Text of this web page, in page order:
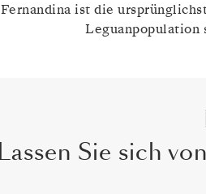
Fernandina ist die
Leguanpopulation